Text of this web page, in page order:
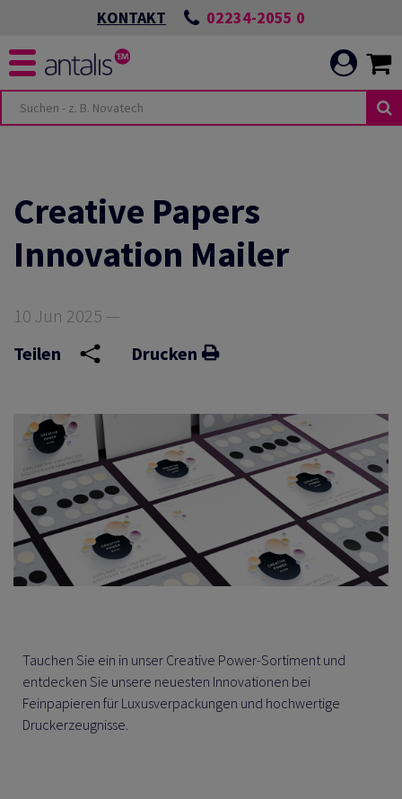
KONTAKT 02234-2055 0
Creative Papers
Innovation Mailer
10 Jun 2025 —
Teilen
Drucken
Tauchen Sie ein in unser Creative Power-Sortiment und
entdecken Sie unsere neuesten Innovationen bei
Feinpapieren für Luxusverpackungen und hochwertige
Druckerzeugnisse.